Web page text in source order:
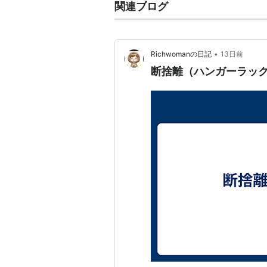
関連ブログ
Richwomanの日記 • 13日前
断捨離（ハンガーラッ